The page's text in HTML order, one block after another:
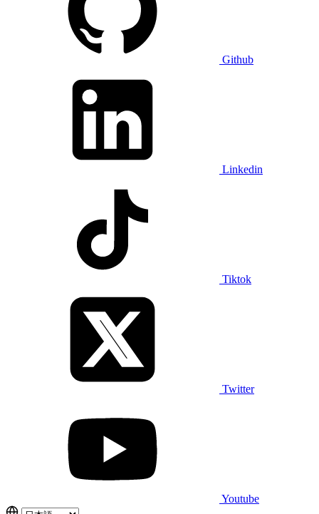
Github
Linkedin
Tiktok
Twitter
Youtube